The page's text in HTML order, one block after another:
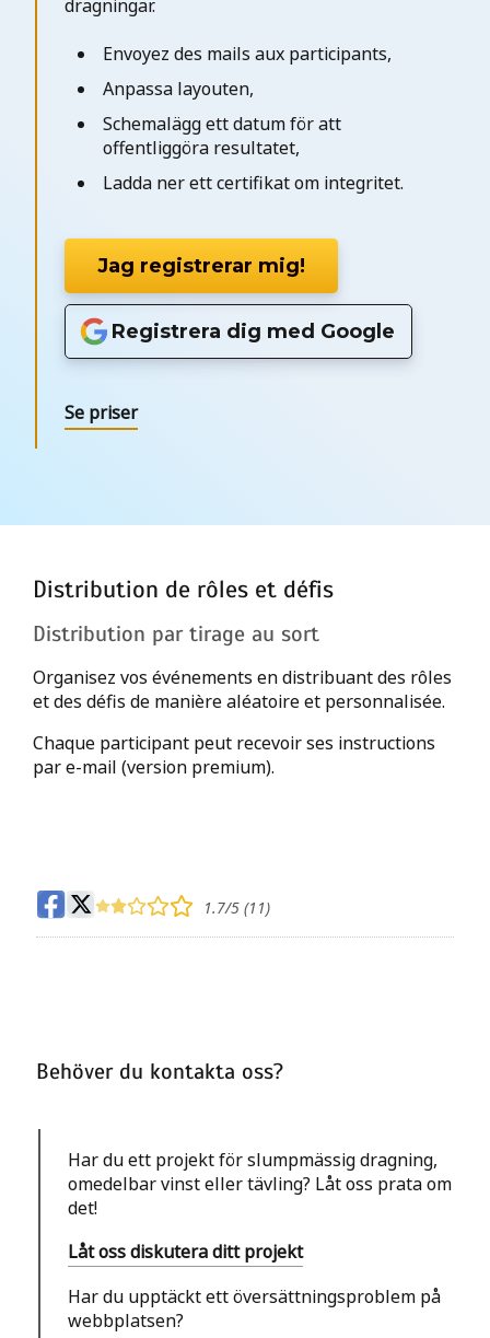
Distribution de rôles et défis
Distribution par tirage au sort
Organisez vos événements en distribuant des rôles
et des défis de manière aléatoire et personnalisée.
Chaque participant peut recevoir ses instructions
par e-mail (version premium).
dragningar.
Envoyez des mails aux participants,
Anpassa layouten,
Schemalägg ett datum för att
offentliggöra resultatet,
Ladda ner ett certifikat om integritet.
Jag registrerar mig!
Registrera dig med Google
Se priser
1.7/5 (11)
Behöver du kontakta oss?
Har du ett projekt för slumpmässig dragning,
omedelbar vinst eller tävling? Låt oss prata om
det!
Låt oss diskutera ditt projekt
Har du upptäckt ett översättningsproblem på
webbplatsen?